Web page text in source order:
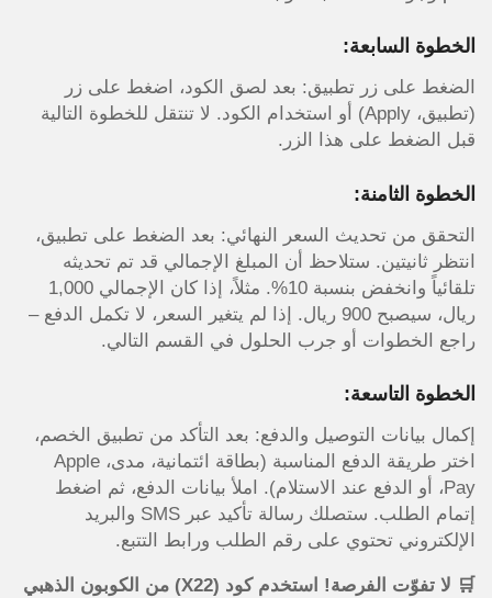
الخطوة السابعة:
الضغط على زر تطبيق: بعد لصق الكود، اضغط على زر
(تطبيق، Apply) أو استخدام الكود. لا تنتقل للخطوة التالية
قبل الضغط على هذا الزر.
الخطوة الثامنة:
التحقق من تحديث السعر النهائي: بعد الضغط على تطبيق،
انتظر ثانيتين. ستلاحظ أن المبلغ الإجمالي قد تم تحديثه
تلقائياً وانخفض بنسبة 10%. مثلاً، إذا كان الإجمالي 1,000
ريال، سيصبح 900 ريال. إذا لم يتغير السعر، لا تكمل الدفع –
راجع الخطوات أو جرب الحلول في القسم التالي.
الخطوة التاسعة:
إكمال بيانات التوصيل والدفع: بعد التأكد من تطبيق الخصم،
اختر طريقة الدفع المناسبة (بطاقة ائتمانية، مدى، Apple
Pay، أو الدفع عند الاستلام). املأ بيانات الدفع، ثم اضغط
إتمام الطلب. ستصلك رسالة تأكيد عبر SMS والبريد
الإلكتروني تحتوي على رقم الطلب ورابط التتبع.
🛒 لا تفوّت الفرصة! استخدم كود (X22) من الكوبون الذهبي